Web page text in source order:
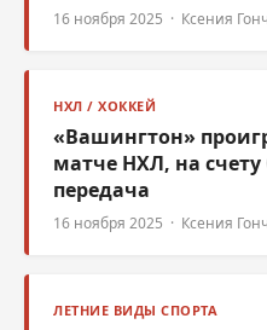
16 ноября 2025 · Ксения
НХЛ / ХОККЕЙ
«Вашингтон»
матче НХЛ, на
передача
16 ноября 2025 · Ксения
ЛЕТНИЕ ВИДЫ СПОРТА